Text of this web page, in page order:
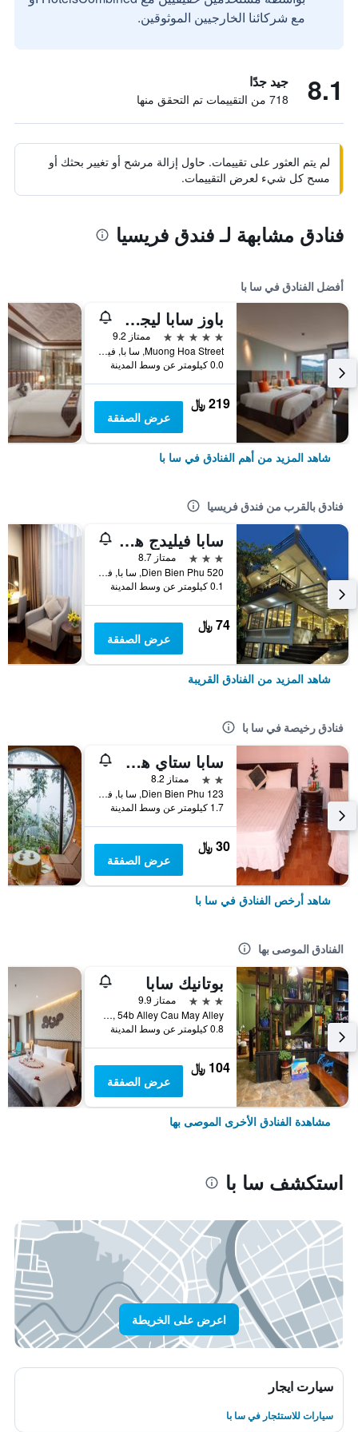
مع شركائنا الخارجيين الموثوقين.
8.1 جيد جدًا
718 من التقييمات تم التحقق منها
لم يتم العثور على تقييمات. حاول إزالة مرشح أو تغيير بحثك أو
مسح كل شيء لعرض التقييمات.
فنادق مشابهة لـ فندق فريسيا
أفضل الفنادق في سا با
باوز سابا ليجر هوتل
5 نجوم
ممتاز 9.2
Muong Hoa Street, سا با, فيتنام
0.0 كيلومتر عن وسط المدينة
219 ﷼
عرض الصفقة
شاهد المزيد من أهم الفنادق في سا با
فنادق بالقرب من فندق فريسيا
سابا فيليدج هوتل
3 نجوم
ممتاز 8.7
520 Dien Bien Phu, سا با, فيتنام
0.1 كيلومتر عن وسط المدينة
74 ﷼
عرض الصفقة
شاهد المزيد من الفنادق القريبة
فنادق رخيصة في سا با
سابا ستاي هوتل
2 نجمتين
ممتاز 8.2
123 Dien Bien Phu, سا با, فيتنام
1.7 كيلومتر عن وسط المدينة
30 ﷼
عرض الصفقة
شاهد أرخص الفنادق في سا با
الفنادق الموصى بها
بوتانيك سابا
3 نجوم
ممتاز 9.9
No 8a, 54b Alley Cau May Alley, سا با, فيتنام
0.8 كيلومتر عن وسط المدينة
104 ﷼
عرض الصفقة
مشاهدة الفنادق الأخرى الموصى بها
استكشف سا با
اعرض على الخريطة
سيارت ايجار
سيارات للاستئجار في سا با